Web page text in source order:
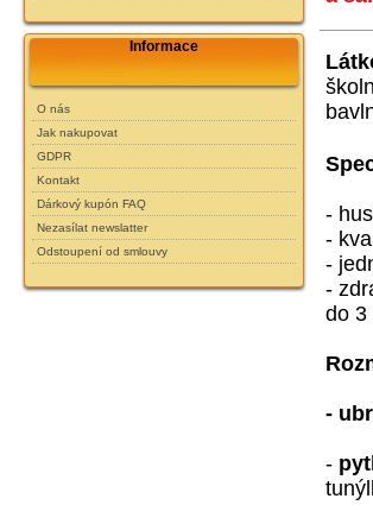
Informace
O nás
Jak nakupovat
GDPR
Kontakt
Dárkový kupón FAQ
Nezasílat newslatter
Odstoupení od smlouvy
-
-
-
-
do 3
-
-